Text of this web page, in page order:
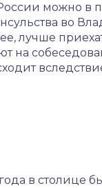
можно в
во
лучше
на
в столице